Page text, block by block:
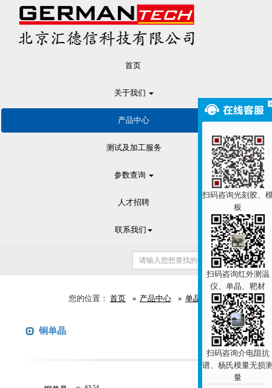
首页
关于我们
产品中心
测试及加工服务
参数查询
人才招聘
联系我们
您的位置： 首页 产品中心 单晶 金属单晶
铜单晶
咨询报价
扫码咨询光刻胶、
板
扫码咨询红外测温
仪、单晶、靶材
扫码咨询介电阻抗
谱、杨氏模量无损
量